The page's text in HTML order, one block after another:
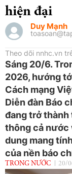
hiện đại
Duy Mạnh
Theo dõi nnhc.vn
Sáng 20/6.
2026, hướng
Cách mạng
Diễn đàn Báo
đang trở
thông cả nước
dung mang
của nền báo
TRONG NƯỚC 20/